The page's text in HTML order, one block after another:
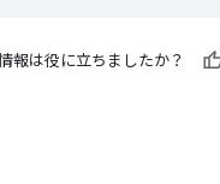
報は役に立ちましたか？